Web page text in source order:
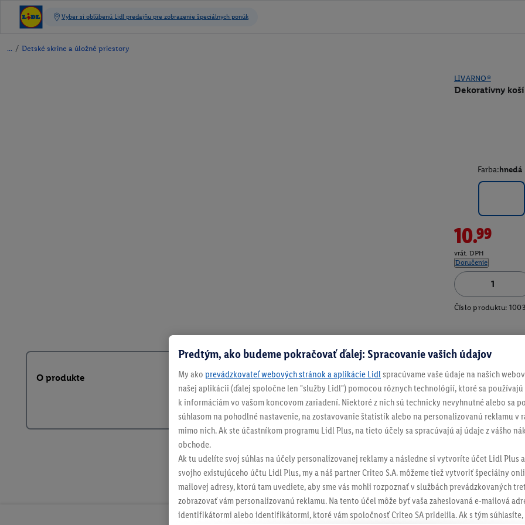
/ Detské skrine a úložné priestory
LIVARNO®
Dekoratívny
Farba:hnedá
10.99
vrát. DPH
Doručenie
Číslo produktu:
O produkte
Predtým, ako budeme pokračovať ďalej: Spracovanie vašich údajov
My ako prevádzkovateľ webových stránok a aplikácie Lidl spracúvame vaše údaje na našich
našej aplikácii (ďalej spoločne len "služby Lidl") pomocou rôznych technológií, ktoré sa
k informáciám vo vašom koncovom zariadení. Niektoré z nich sú technicky nevyhnutné alebo sa
súhlasom na pohodlné nastavenie, na zostavovanie štatistík alebo na personalizovanú reklamu v
mimo nich. Ak ste účastníkom programu Lidl Plus, na tieto účely sa spracúvajú aj údaje z vášho
obchode.
Ak tu udelíte svoj súhlas na účely personalizovanej reklamy a následne si vytvoríte účet Lidl Plus
svojho existujúceho účtu Lidl Plus, my a náš partner Criteo S.A. môžeme tiež vytvoriť špeciálny
mailovej adresy, ktorú tam uvediete, aby sme vás mohli rozpoznať v službách prevádzkovaných
zobrazovať vám personalizovanú reklamu. Na tento účel môže byť vaša zaheslovaná e-mailová
identifikátormi alebo identifikátormi, ktoré vám spoločnosť Criteo SA pridelila. Ak s tým súhlasíte,